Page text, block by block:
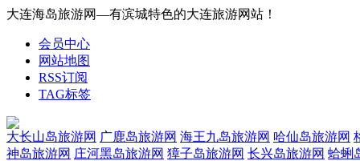
大连海岛旅游网—有滨城特色的大连旅游网站！
会员中心
网站地图
RSS订阅
TAG标签
大长山岛旅游网 广鹿岛旅游网 海王九岛旅游网 哈仙岛旅游网
神岛旅游网 庄河黑岛旅游网 獐子岛旅游网 长兴岛旅游网 蛤蜊